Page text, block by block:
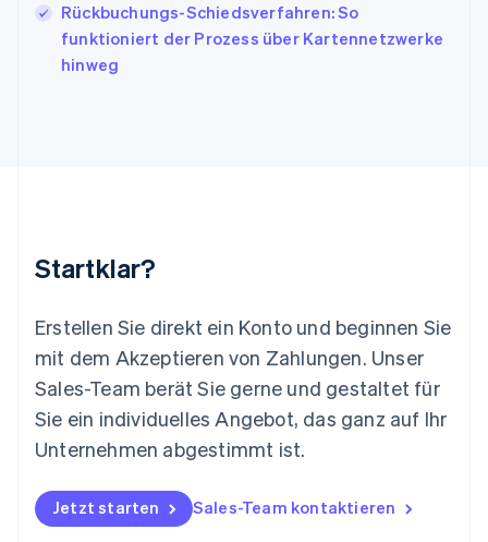
Rückbuchungs-Schiedsverfahren: So
funktioniert der Prozess über Kartennetzwerke
hinweg
Startklar?
Erstellen Sie direkt ein Konto und beginnen Sie
mit dem Akzeptieren von Zahlungen. Unser
Sales-Team berät Sie gerne und gestaltet für
Sie ein individuelles Angebot, das ganz auf Ihr
Unternehmen abgestimmt ist.
Jetzt starten Sales-Team kontaktieren
Liechtenstein
DeutschEnglish
Litauen
Español English
Niederlande
NederlandsEnglish
English
Österreich
Deutsch
Polen
Portugal
PortuguêsEnglish